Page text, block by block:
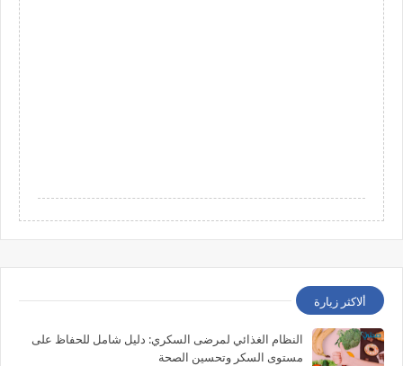
ألاكثر زيارة
النظام الغذائي لمرضى السكري: دليل شامل للحفاظ على
مستوى السكر وتحسين الصحة